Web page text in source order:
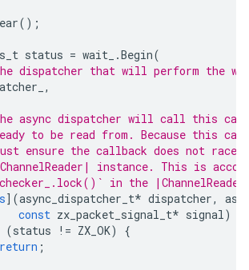
();
status = wait_ .Begin(
dispatcher that will perform the
,
async dispatcher will call this
to be read from. Because this
ensure the callback does not race
instance. This is
in the
](async_dispatcher_t* dispatcher,
const zx_packet_signal_t* signal)
(status != ZX_OK)
{
return ;